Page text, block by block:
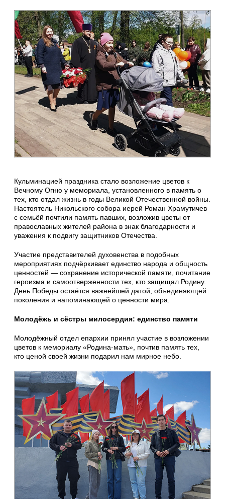
Кульминацией праздника стало возложение цветов к
Вечному Огню у мемориала, установленного в память о
тех, кто отдал жизнь в годы Великой Отечественной войны.
Настоятель Никольского собора иерей Роман Храмутичев
с семьёй почтили память павших, возложив цветы от
православных жителей района в знак благодарности и
уважения к подвигу защитников Отечества.
Участие представителей духовенства в подобных
мероприятиях подчёркивает единство народа и общность
ценностей — сохранение исторической памяти, почитание
героизма и самоотверженности тех, кто защищал Родину.
День Победы остаётся важнейшей датой, объединяющей
поколения и напоминающей о ценности мира.
Молодёжь и сёстры милосердия: единство памяти
Молодёжный отдел епархии принял участие в возложении
цветов к мемориалу «Родина‑мать», почтив память тех,
кто ценой своей жизни подарил нам мирное небо.